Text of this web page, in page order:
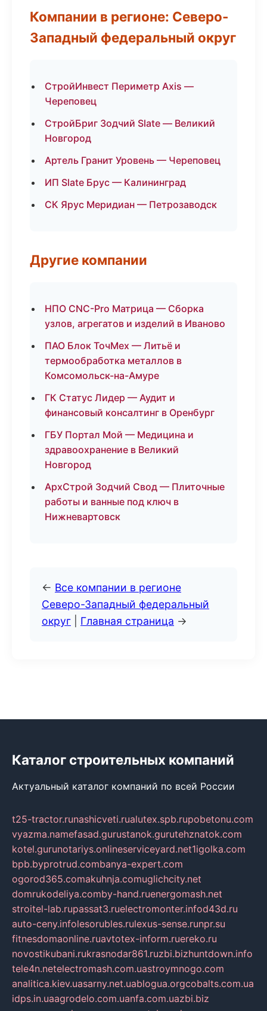
Компании в регионе: Северо-
Западный федеральный округ
СтройИнвест Периметр Axis —
Череповец
СтройБриг Зодчий Slate — Великий
Новгород
Артель Гранит Уровень — Череповец
ИП Slate Брус — Калининград
СК Ярус Меридиан — Петрозаводск
Другие компании
НПО CNC-Pro Матрица — Сборка
узлов, агрегатов и изделий в Иваново
ПАО Блок ТочМех — Литьё и
термообработка металлов в
Комсомольск-на-Амуре
ГК Статус Лидер — Аудит и
финансовый консалтинг в Оренбург
ГБУ Портал Мой — Медицина и
здравоохранение в Великий
Новгород
АрхСтрой Зодчий Свод — Плиточные
работы и ванные под ключ в
Нижневартовск
← Все компании в регионе
Северо-Западный федеральный
округ
Главная страница →
Каталог строительных компаний
Актуальный каталог компаний по всей России
t25-tractor.runashicveti.rualutex.spb.rupobetonu.com
vyazma.namefasad.gurustanok.gurutehznatok.com
kotel.gurunotariys.onlineserviceyard.net1igolka.com
bpb.byprotrud.combanya-expert.com
ogorod365.comakuhnja.comuglichcity.net
domrukodeliya.comby-hand.ruenergomash.net
stroitel-lab.rupassat3.ruelectromonter.infod43d.ru
auto-ceny.infolesorubles.rulexus-sense.runpr.su
fitnesdomaonline.ruavtotex-inform.ruereko.ru
novostikubani.rukrasnodar861.ruzbi.bizhuntdown.info
tele4n.netelectromash.com.uastroymnogo.com
analitica.kiev.uasarny.net.uablogua.orgcobalts.com.ua
idps.in.uaagrodelo.com.uanfa.com.uazbi.biz